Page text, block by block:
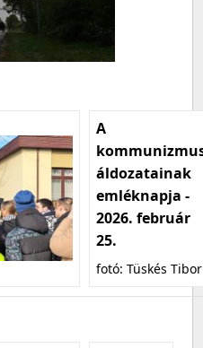
A
áldozatainak
emléknapja -
2026. február
25.
fotó: Tüskés Tibor